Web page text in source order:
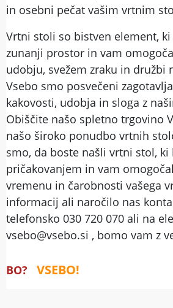
in osebni pečat vašim vrtnim
Vrtni stoli so bistven element,
zunanji prostor in vam
udobju, svežem zraku in družbi
Vsebo smo posvečeni
kakovosti, udobja in sloga z
Obiščite našo spletno trgovino
našo široko ponudbo vrtnih
smo, da boste našli vrtni stol, ki
pričakovanjem in vam
vremenu in čarobnosti vašega
informacij ali naročilo nas
telefonsko 030 720 070 ali na
vsebo@vsebo.si , bomo vam z
BO? VSEBO!